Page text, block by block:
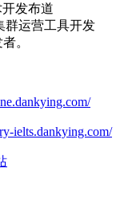
发布道
群运营工具开发
。
ielts.dankying.com/